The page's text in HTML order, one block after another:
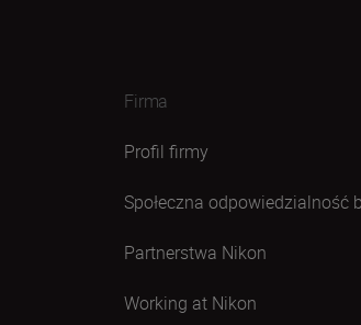
Firma
Profil firmy
Społeczna odpowiedzialność
Partnerstwa Nikon
Working at Nikon